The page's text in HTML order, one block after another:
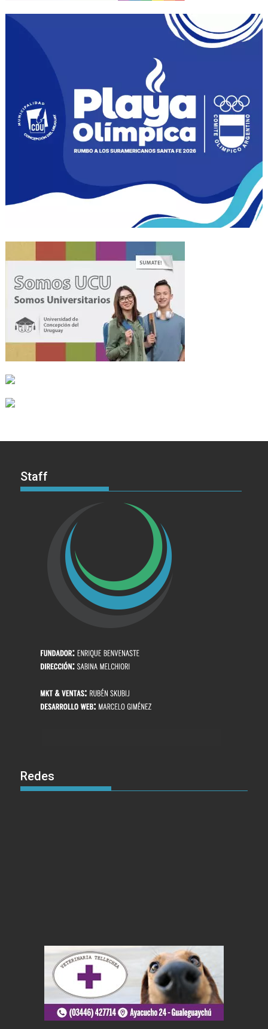
Staff
Redes